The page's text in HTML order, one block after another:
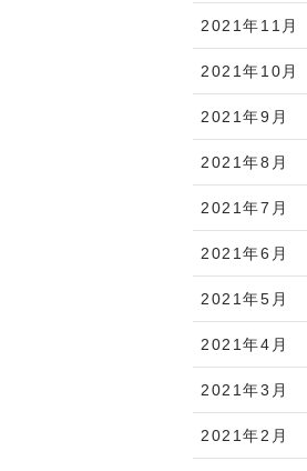
2021年11月
2021年10月
2021年9月
2021年8月
2021年7月
2021年6月
2021年5月
2021年4月
2021年3月
2021年2月